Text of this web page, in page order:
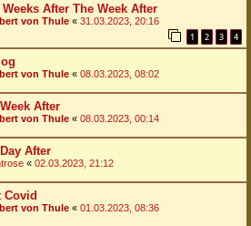
After The Week After
von Thule « 31.03.2023, 20:16
1 2 3 4
von Thule « 08.03.2023, 08:02
After
von Thule « 08.03.2023, 00:14
After
« 02.03.2023, 21:12
Covid
von Thule « 01.03.2023, 08:36